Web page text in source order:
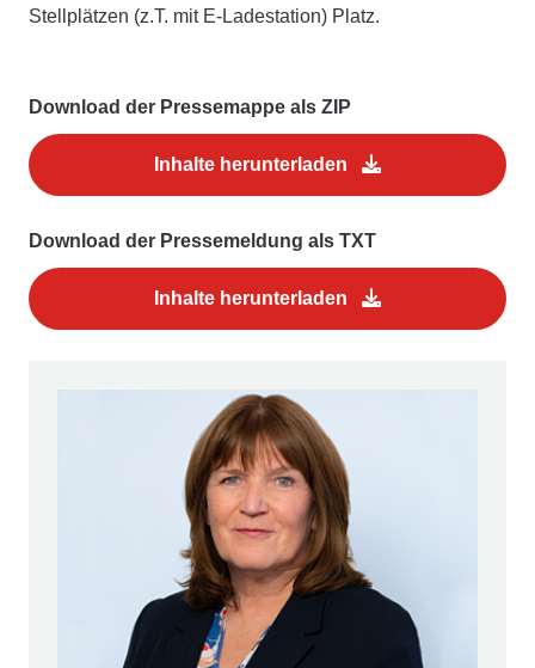
Stellplätzen (z.T. mit E-Ladestation) Platz.
Download der Pressemappe als ZIP
Inhalte herunterladen
Download der Pressemeldung als TXT
Inhalte herunterladen